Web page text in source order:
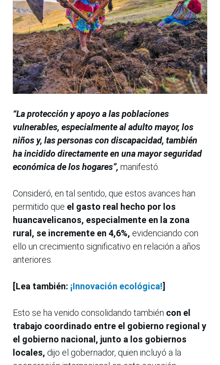
“La protección y apoyo a las poblaciones
vulnerables, especialmente al adulto mayor, los
niños y, las personas con discapacidad, también
ha incidido directamente en una mayor seguridad
económica de los hogares”, manifestó.
Consideró, en tal sentido, que estos avances han
permitido que el gasto real hecho por los
huancavelicanos, especialmente en la zona
rural, se incremente en 4,6%, evidenciando con
ello un crecimiento significativo en relación a años
anteriores.
[Lea también: ¡Innovación ecológica!]
Esto se ha venido consolidando también con el
trabajo coordinado entre el gobierno regional y
el gobierno nacional, junto a los gobiernos
locales, dijo el gobernador, quien incluyó a la